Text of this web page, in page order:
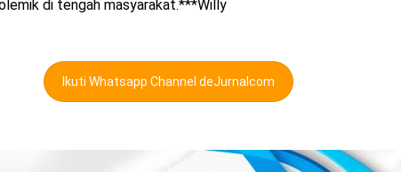
di tengah masyarakat.***Willy
Ikuti Whatsapp Channel deJurnalcom